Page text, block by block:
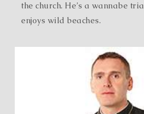
the church. He’s a wannabe
enjoys wild beaches.